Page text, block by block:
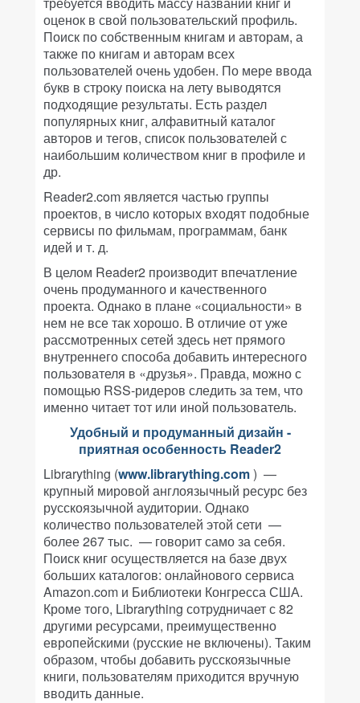
оценок в свой пользовательский профиль.
Поиск по собственным книгам и авторам, а
также по книгам и авторам всех
пользователей очень удобен. По мере ввода
букв в строку поиска на лету выводятся
подходящие результаты. Есть раздел
популярных книг, алфавитный каталог
авторов и тегов, список пользователей с
наибольшим количеством книг в профиле и
др.
Reader2.com является частью группы
проектов, в число которых входят подобные
сервисы по фильмам, программам, банк
идей и т. д.
В целом Reader2 производит впечатление
очень продуманного и качественного
проекта. Однако в плане «социальности» в
нем не все так хорошо. В отличие от уже
рассмотренных сетей здесь нет прямого
внутреннего способа добавить интересного
пользователя в «друзья». Правда, можно с
помощью RSS-ридеров следить за тем, что
именно читает тот или иной пользователь.
Удобный и продуманный дизайн -
приятная особенность Reader2
Librarything (www.librarything.com) —
крупный мировой англоязычный ресурс без
русскоязычной аудитории. Однако
количество пользователей этой сети —
более 267 тыс. — говорит само за себя.
Поиск книг осуществляется на базе двух
больших каталогов: онлайнового сервиса
Amazon.com и Библиотеки Конгресса США.
Кроме того, Librarything сотрудничает с 82
другими ресурсами, преимущественно
европейскими (русские не включены). Таким
образом, чтобы добавить русскоязычные
книги, пользователям приходится вручную
вводить данные.